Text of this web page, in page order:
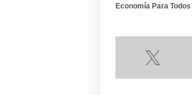
Economía Para Todos